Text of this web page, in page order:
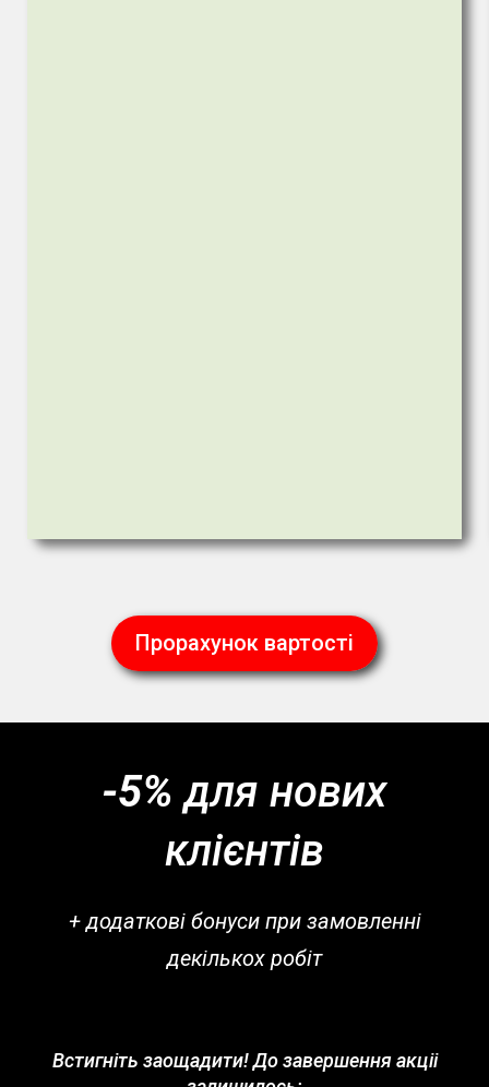
Прорахунок вартості
-5% для нових
клієнтів
+ додаткові бонуси при замовленні
декількох робіт
Встигніть заощадити! До завершення акціі